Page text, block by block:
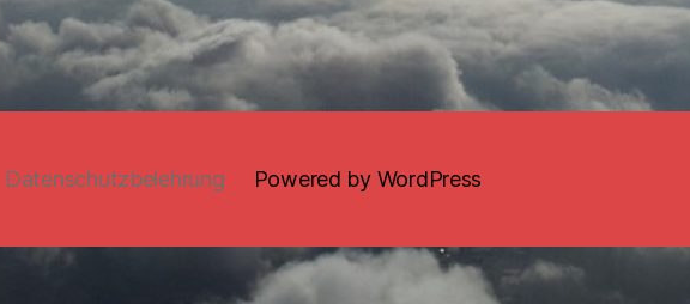
Datenschutzbelehrung Powered by WordPress